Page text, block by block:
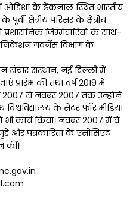
ओडिशा के ढेंकनाल स्थित भारतीय
क्षेत्रीय परिसर के क्षेत्रीय
जिम्मेदारियों के साथ-
गवर्नेंस विभाग के
संचार संस्थान, नई दिल्ली में
प्रारंभ कीं तथा वर्ष 2019 में
2007 से नवंबर 2007 तक उन्होंने
विश्वविद्यालय के सेंटर फॉर मीडिया
भी कार्य किया। नवंबर 2007 में वे
और पत्रकारिता के एसोसिएट
कीं।